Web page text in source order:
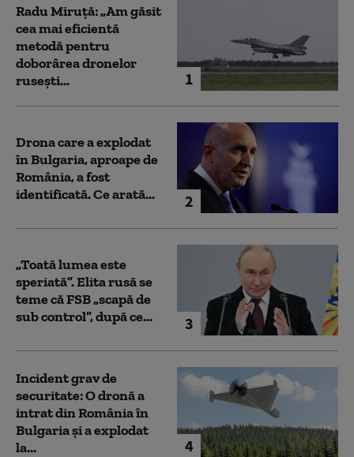
1
Radu Miruță: „Am găsit
cea mai eficientă
metodă pentru
doborârea dronelor
rusești...
2
Drona care a explodat
în Bulgaria, aproape de
România, a fost
identificată. Ce arată...
3
„Toată lumea este
speriată”. Elita rusă se
teme că FSB „scapă de
sub control”, după ce...
4
Incident grav de
securitate: O dronă a
intrat din România în
Bulgaria şi a explodat
la...